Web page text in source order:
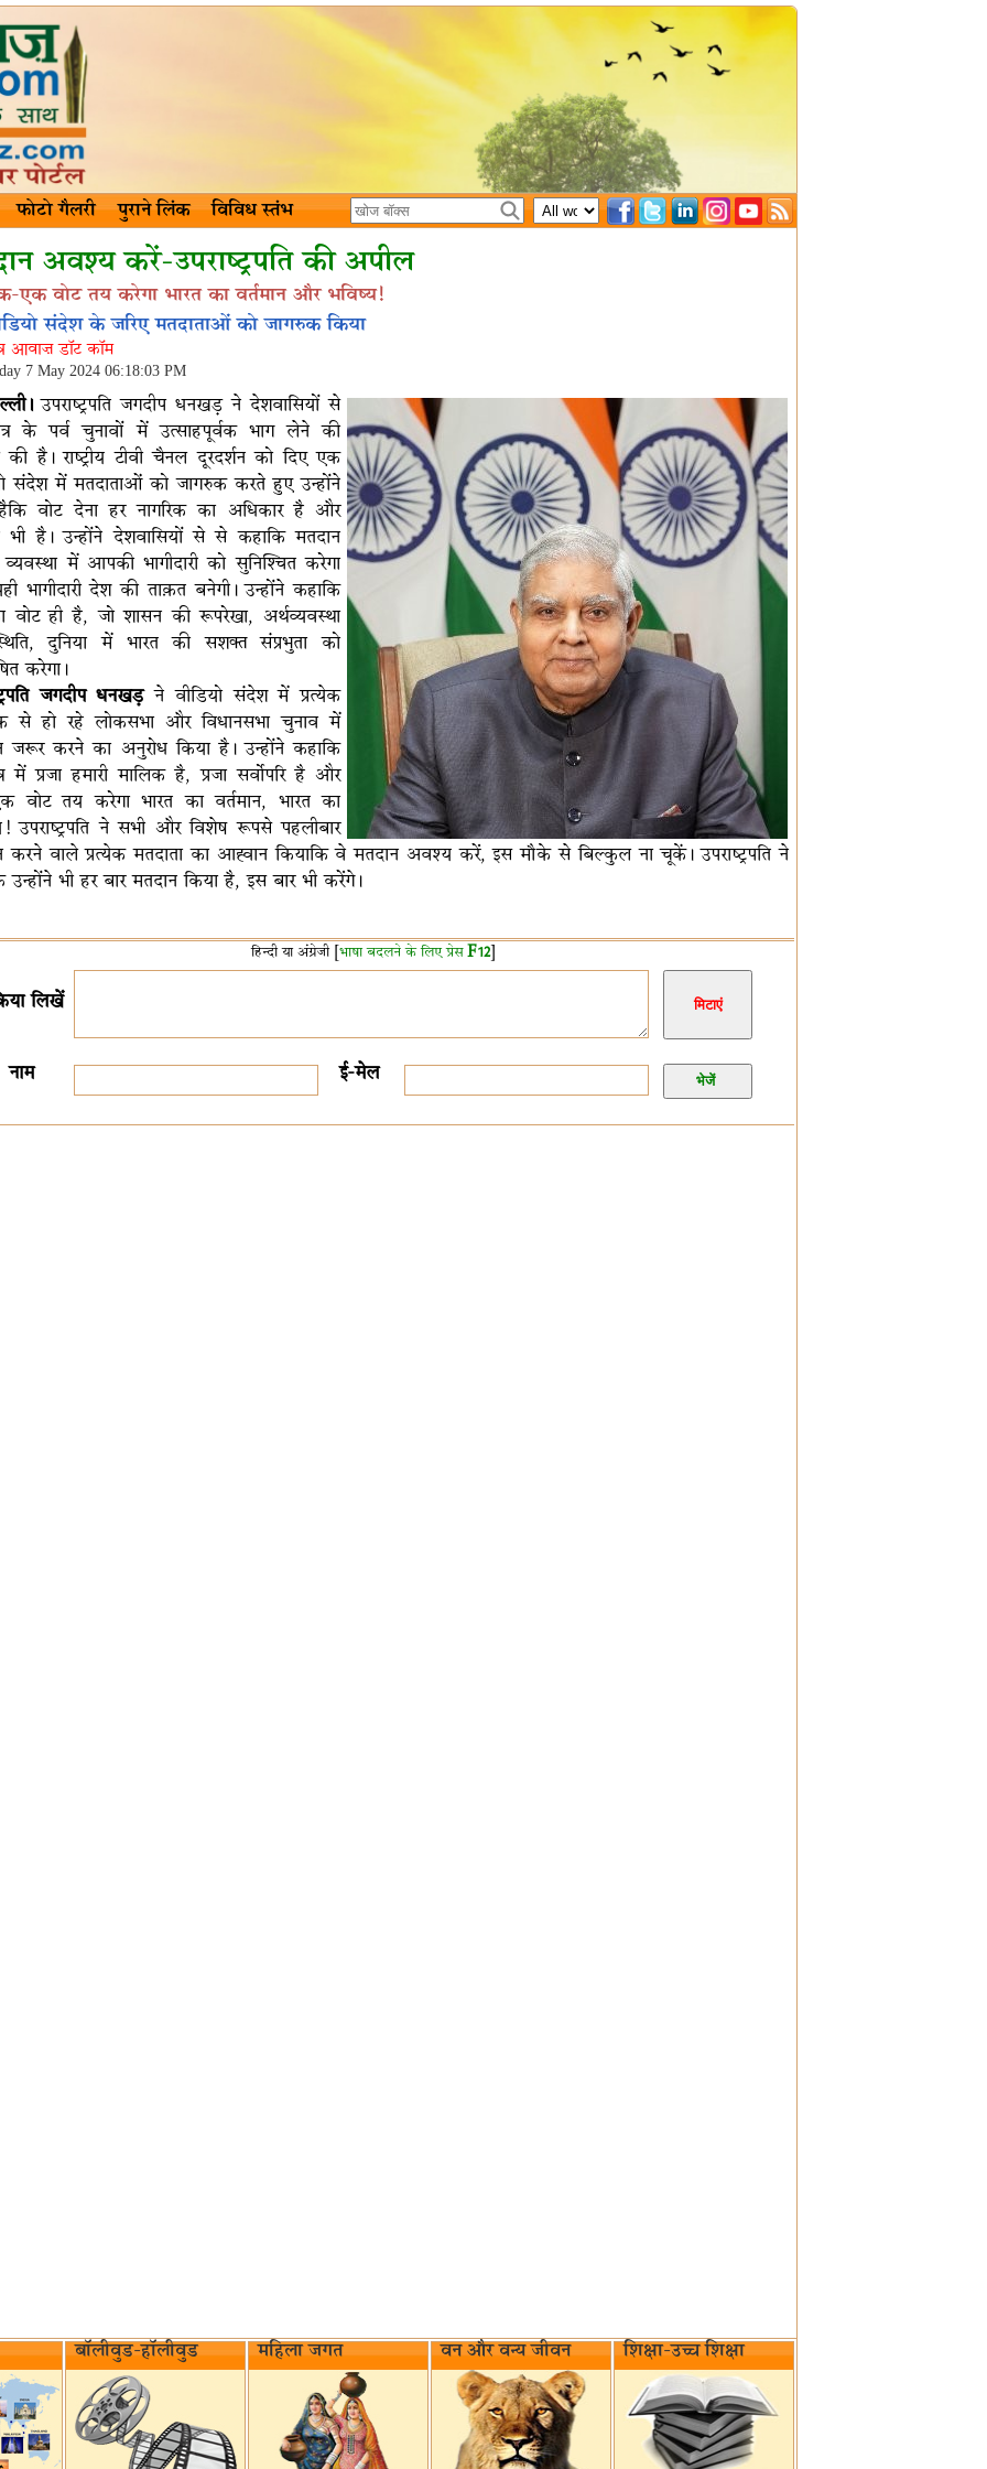
फोटो गैलरी पुराने लिंक विविध स्तंभ
अवश्य करें-उपराष्ट्रपति की अपील
एक वोट तय करेगा भारत का वर्तमान और भविष्य!
संदेश के जरिए मतदाताओं को जागरुक किया
आवाज़ डॉट कॉम
7 May 2024 06:18:03 PM
उपराष्ट्रपति जगदीप धनखड़ ने देशवासियों से
के पर्व चुनावों में उत्साहपूर्वक भाग लेने की
है। राष्ट्रीय टीवी चैनल दूरदर्शन को दिए एक
संदेश में मतदाताओं को जागरुक करते हुए उन्होंने
वोट देना हर नागरिक का अधिकार है और
भी है। उन्होंने देशवासियों से से कहाकि मतदान
में आपकी भागीदारी को सुनिश्चित करेगा
भागीदारी देश की ताक़त बनेगी। उन्होंने कहाकि
वोट ही है, जो शासन की रूपरेखा, अर्थव्यवस्था
दुनिया में भारत की सशक्त संप्रभुता को
करेगा।
जगदीप धनखड़ने वीडियो संदेश में प्रत्येक
से हो रहे लोकसभा और विधानसभा चुनाव में
जरूर करने का अनुरोध किया है। उन्होंने कहाकि
में प्रजा हमारी मालिक है, प्रजा सर्वोपरि है और
वोट तय करेगा भारत का वर्तमान, भारत का
उपराष्ट्रपति ने सभी और विशेष रूपसे पहलीबार
करने वाले प्रत्येक मतदाता का आह्वान कियाकि वे मतदान अवश्य करें, इस मौके से बिल्कुल ना चूकें। उपराष्ट्रपति ने
उन्होंने भी हर बार मतदान किया है, इस बार भी करेंगे।
हिन्दी या अंग्रेजी [ भाषा बदलने के लिए प्रेस F12]
लिखें
नाम ई-मेल
बॉलीवुड-हॉलीवुड महिला जगत वन और वन्य जीवन‌ शिक्षा-उच्च शिक्षा